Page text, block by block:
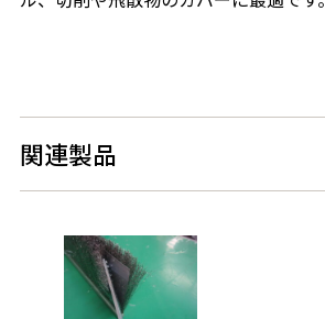
関連製品